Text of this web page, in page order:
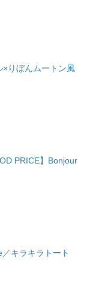
×りぼんムートン風
PRICE】Bonjour
キラキラトート